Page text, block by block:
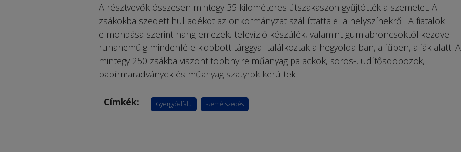
A résztvevők összesen mintegy 35 kilométeres útszakaszon gyűjtötték a szemetet. A
zsákokba szedett hulladékot az önkormányzat szállíttatta el a helyszínekről. A fiatalok
elmondása szerint hanglemezek, televízió készülék, valamint gumiabroncsoktól kezdve
ruhaneműig mindenféle kidobott tárggyal találkoztak a hegyoldalban, a fűben, a fák alatt. A
mintegy 250 zsákba viszont többnyire műanyag palackok, sörös-, üdítősdobozok,
papírmaradványok és műanyag szatyrok kerültek.
Címkék: Gyergyóalfalu szemétszedés